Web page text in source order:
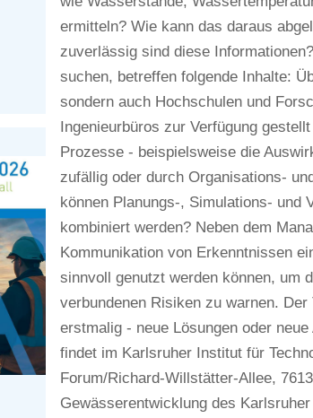
ermitteln? Wie kann das daraus
zuverlässig sind diese
suchen, betreffen folgende Inhalte:
sondern auch Hochschulen und
Ingenieurbüros zur Verfügung
Prozesse - beispielsweise die
zufällig oder durch Organisations-
können Planungs-, Simulations- und
kombiniert werden? Neben dem
Kommunikation von Erkenntnissen
sinnvoll genutzt werden können, um
verbundenen Risiken zu warnen.
erstmalig - neue Lösungen oder
findet im Karlsruher Institut für
Forum/Richard-Willstätter-Allee,
Gewässerentwicklung des